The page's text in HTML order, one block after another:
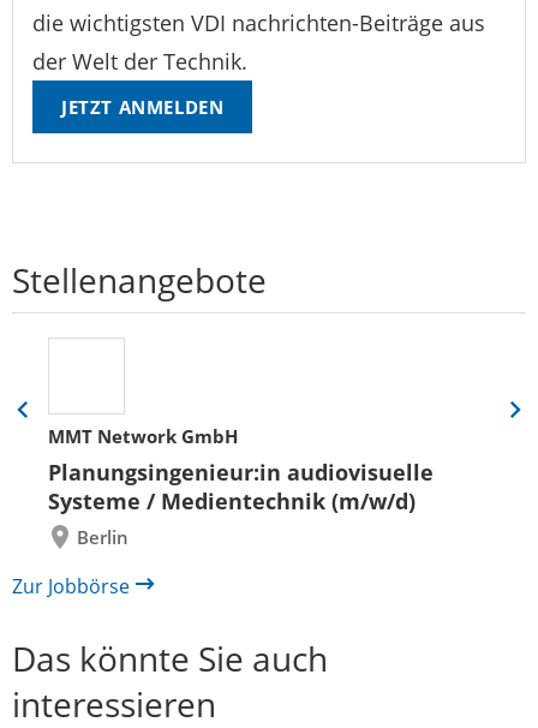
die wichtigsten VDI nachrichten-Beiträge aus
der Welt der Technik.
JETZT ANMELDEN
Stellenangebote
MMT Network GmbH
Planungsingenieur:in audiovisuelle
Systeme / Medientechnik (m/w/d)
Berlin
Eine
Folie
zurück
Eine
Zur Jobbörse
Das könnte Sie auch
interessieren